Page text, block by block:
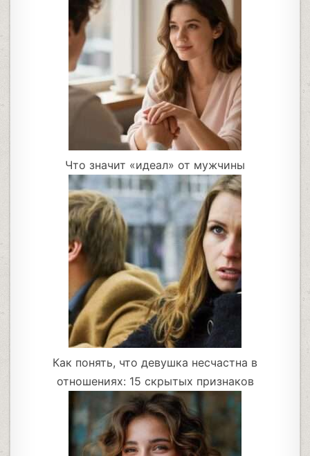
Что значит «идеал» от мужчины
Как понять, что девушка несчастна в
отношениях: 15 скрытых признаков